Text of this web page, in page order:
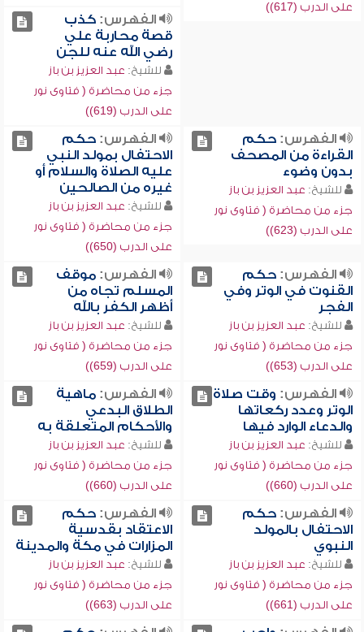
على الدرب (617))
الفهرس:كذب
قصة محاربة علي
رضي الله عنه للجن
للشيخ: عبد العزيز بن باز
جزء من محاضرة ( فتاوى نور
على الدرب (619))
الفهرس:حكم
القراءة من المصحف
بدون وضوء
للشيخ: عبد العزيز بن باز
جزء من محاضرة ( فتاوى نور
على الدرب (623))
الفهرس:حكم
الاحتفال بمولد النبي
عليه الصلاة والسلام أو
غيره من الصالحين
للشيخ: عبد العزيز بن باز
جزء من محاضرة ( فتاوى نور
على الدرب (650))
الفهرس:حكم
القنوت في الوتر وفي
الفجر
للشيخ: عبد العزيز بن باز
جزء من محاضرة ( فتاوى نور
على الدرب (653))
الفهرس:موقف
المسلم تجاه من
أظهر الكفر بالله
للشيخ: عبد العزيز بن باز
جزء من محاضرة ( فتاوى نور
على الدرب (659))
الفهرس: وقت صلاة
الوتر وعدد ركعاتها
والدعاء الوارد فيها
للشيخ: عبد العزيز بن باز
جزء من محاضرة ( فتاوى نور
على الدرب (660))
الفهرس:ماهية
الطلاق البدعي
والأحكام المتعلقة به
للشيخ: عبد العزيز بن باز
جزء من محاضرة ( فتاوى نور
على الدرب (660))
الفهرس:حكم
الاحتفال بالمولد
النبوي
للشيخ: عبد العزيز بن باز
جزء من محاضرة ( فتاوى نور
على الدرب (661))
الفهرس:حكم
الاعتقاد بقدسية
المزارات في مكة والمدينة
للشيخ: عبد العزيز بن باز
جزء من محاضرة ( فتاوى نور
على الدرب (663))